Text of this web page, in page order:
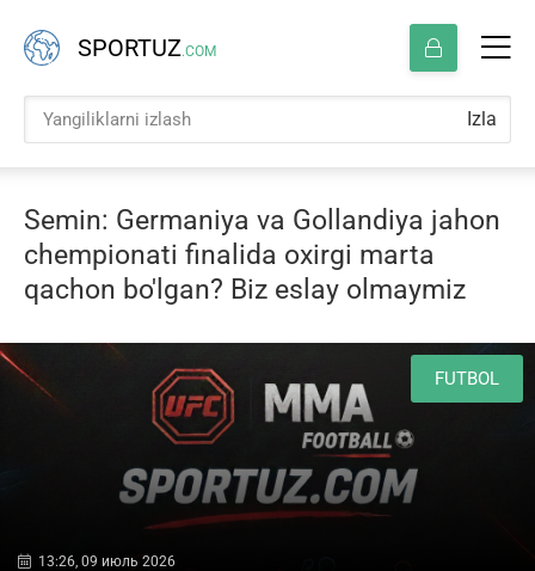
SPORTUZ.COM
Izla
Semin: Germaniya va Gollandiya jahon
chempionati finalida oxirgi marta
qachon bo'lgan? Biz eslay olmaymiz
FUTBOL
13:26, 09 июль 2026